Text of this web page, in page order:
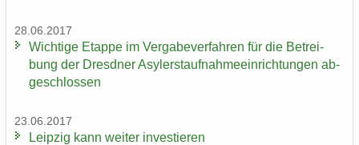
28.06.2017
Wich­ti­ge Etap­pe im Ver­ga­be­ver­fah­ren für die Be­trei­
bung der Dresd­ner Asy­ler­st­auf­nah­me­ein­rich­tun­gen ab­
ge­schlos­sen
23.06.2017
Leip­zig kann wei­ter in­ves­tie­ren